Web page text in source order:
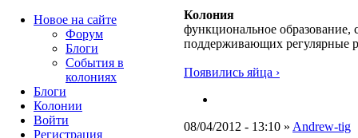
Колония
функциональное образование,
поддерживающих регулярные
Появились яйца ›
08/04/2012 - 13:10 » Andrew-tig
Новое на сайте
Форум
Блоги
События в
колониях
Блоги
Колонии
Войти
Peгиcтpaция